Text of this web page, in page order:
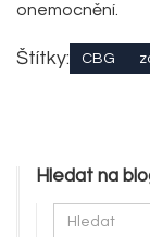
onemocnění.
Štítky: CBG
Hledat na